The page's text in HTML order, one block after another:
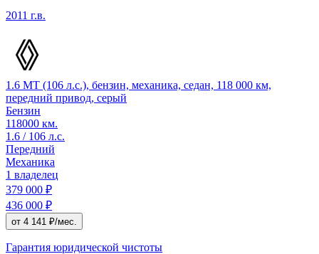
2011 г.в.
1.6 MT (106 л.с.), бензин, механика, седан, 118 000 км,
передний привод, серый
Бензин
118000 км.
1.6 / 106 л.с.
Передний
Механика
1 владелец
379 000 ₽
436 000 ₽
от 4 141 ₽/мес.
Гарантия юридической чистоты